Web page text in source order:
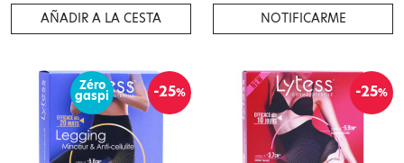
AÑADIR A LA CESTA NOTIFICARME
-25%
Zéro
gaspi -25%